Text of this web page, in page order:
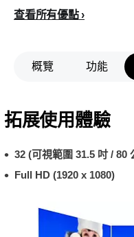
查看所有優點
概覽 功能
拓展使用體驗
32 (可視範圍 31.5 吋 / 80
Full HD (1920 x 1080)